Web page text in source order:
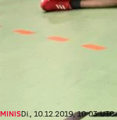
MINISDi., 10.12.2019, 10:03 UTC